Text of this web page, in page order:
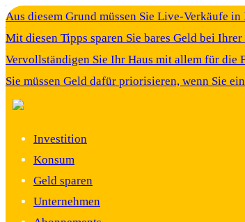
Aus diesem Grund müssen Sie Live-Verkäufe
Mit diesen Tipps sparen Sie bares Geld bei Ihrer
Vervollständigen Sie Ihr Haus mit allem für die
Sie müssen Geld dafür priorisieren, wenn Sie
Investition
Konsum
Geld sparen
Unternehmen